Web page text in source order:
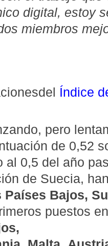
digital, estoy
miembros
Índice
pero
de 0,52
al 0,5 del año
de Suecia,
Países Bajos,
puestos